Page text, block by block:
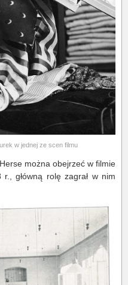
w jednej ze scen filmu
można obejrzeć w filmie
główną rolę zagrał w nim